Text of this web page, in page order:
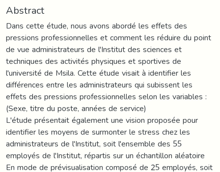
Abstract
Dans cette étude, nous avons abordé les effets des
pressions professionnelles et comment les réduire du point
de vue administrateurs de l'Institut des sciences et
techniques des activités physiques et sportives de
l'université de Msila. Cette étude visait à identifier les
différences entre les administrateurs qui subissent les
effets des pressions professionnelles selon les variables :
(Sexe, titre du poste, années de service)
L'étude présentait également une vision proposée pour
identifier les moyens de surmonter le stress chez les
administrateurs de l'Institut, soit l'ensemble des 55
employés de l'Institut, répartis sur un échantillon aléatoire
En mode de prévisualisation composé de 25 employés, soit